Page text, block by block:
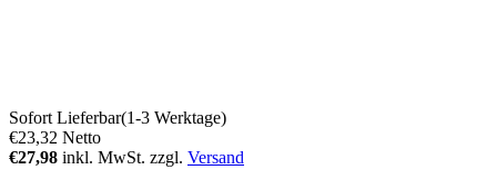
Sofort Lieferbar(1-3 Werktage)
€23,32 Netto
€27,98 inkl. MwSt. zzgl. Versand